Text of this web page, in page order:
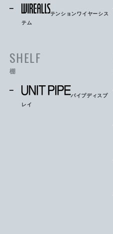
テンションワイヤーシス
テム
SHELF
棚
パイプディスプ
レイ